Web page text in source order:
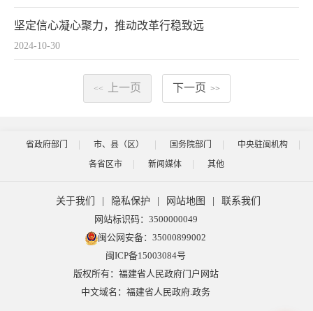
2024-10-30
坚定信心凝心聚力，推动改革行稳致远
<< 上一页 下一页 >>
省政府部门 市、县（区） 国务院部门
中央驻闽机构
各省区市
新闻媒体 其他
关于我们 隐私保护 网站地图
联系我们
网站标识码：3500000049
闽公网安备：35000899002
闽ICP备15003084号
版权所有：福建省人民政府门户网站
中文域名：福建省人民政府.政务